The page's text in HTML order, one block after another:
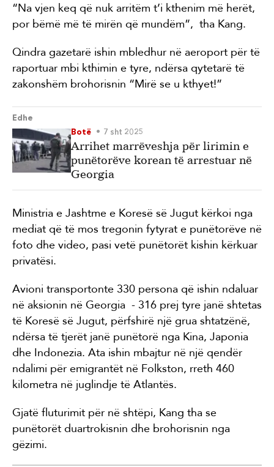
“Na vjen keq që nuk arritëm t’i kthenim më herët,
por bëmë më të mirën që mundëm”, tha Kang.
Qindra gazetarë ishin mbledhur në aeroport për të
raportuar mbi kthimin e tyre, ndërsa qytetarë të
zakonshëm brohorisnin “Mirë se u kthyet!”
Edhe
Botë
7 sht 2025
Arrihet marrëveshja për lirimin e
punëtorëve korean të arrestuar në
Georgia
Ministria e Jashtme e Koresë së Jugut kërkoi nga
mediat që të mos tregonin fytyrat e punëtorëve në
foto dhe video, pasi vetë punëtorët kishin kërkuar
privatësi.
Avioni transportonte 330 persona që ishin ndaluar
në aksionin në Georgia - 316 prej tyre janë shtetas
të Koresë së Jugut, përfshirë një grua shtatzënë,
ndërsa të tjerët janë punëtorë nga Kina, Japonia
dhe Indonezia. Ata ishin mbajtur në një qendër
ndalimi për emigrantët në Folkston, rreth 460
kilometra në juglindje të Atlantës.
Gjatë fluturimit për në shtëpi, Kang tha se
punëtorët duartrokisnin dhe brohorisnin nga
gëzimi.